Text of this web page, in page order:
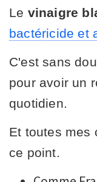
Le vinaigre
bactéricide et
C'est sans
pour avoir un
quotidien.
Et toutes mes
ce point.